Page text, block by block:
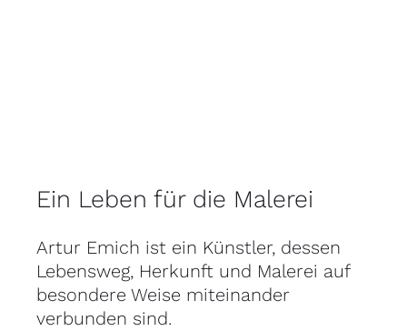
Ein Leben für die Malerei
Artur Emich ist ein Künstler, dessen
Lebensweg, Herkunft und Malerei auf
besondere Weise miteinander
verbunden sind.